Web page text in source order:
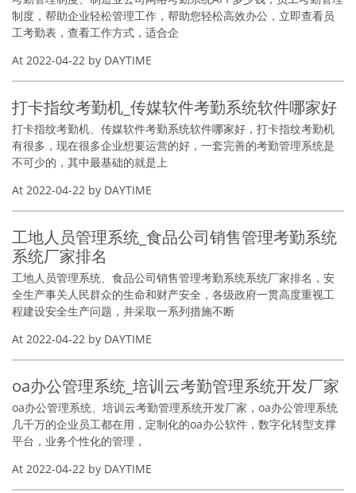
制度，帮助企业轻松管理工作，帮助您轻松高效办公，立即查看员
工考勤表，查看工作方式，适合企
At 2022-04-22 by DAYTIME
打卡指纹考勤机_传媒软件考勤系统软件哪家好
打卡指纹考勤机、传媒软件考勤系统软件哪家好，打卡指纹考勤机
有很多，现在很多企业想要运营的好，一套完善的考勤管理系统是
不可少的，其中最基础的就是上
At 2022-04-22 by DAYTIME
工地人员管理系统_食品公司销售管理考勤系统
系统厂家排名
工地人员管理系统、食品公司销售管理考勤系统系统厂家排名，安
全生产事关人民群众的生命和财产安全，各级政府一贯高度重视工
程建设安全生产问题，并采取一系列措施不断
At 2022-04-22 by DAYTIME
oa办公管理系统_培训云考勤管理系统开发厂家
oa办公管理系统、培训云考勤管理系统开发厂家，oa办公管理系统
几千万的企业员工都在用，定制化的oa办公软件，数字化转型支撑
平台，业务个性化的管理，
At 2022-04-22 by DAYTIME